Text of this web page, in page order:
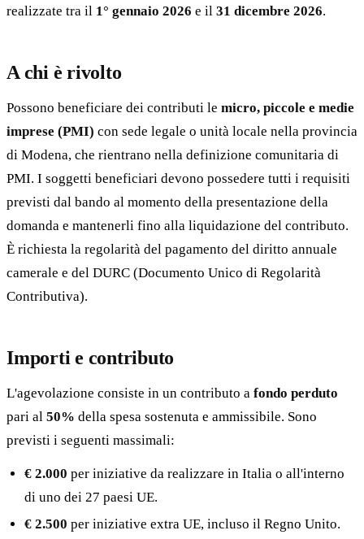
realizzate tra il 1° gennaio 2026 e il 31 dicembre 2026.
A chi è rivolto
Possono beneficiare dei contributi le micro, piccole e medie
imprese (PMI) con sede legale o unità locale nella provincia
di Modena, che rientrano nella definizione comunitaria di
PMI. I soggetti beneficiari devono possedere tutti i requisiti
previsti dal bando al momento della presentazione della
domanda e mantenerli fino alla liquidazione del contributo.
È richiesta la regolarità del pagamento del diritto annuale
camerale e del DURC (Documento Unico di Regolarità
Contributiva).
Importi e contributo
L'agevolazione consiste in un contributo a fondo perduto
pari al 50% della spesa sostenuta e ammissibile. Sono
previsti i seguenti massimali:
€ 2.000 per iniziative da realizzare in Italia o all'interno
di uno dei 27 paesi UE.
€ 2.500 per iniziative extra UE, incluso il Regno Unito.